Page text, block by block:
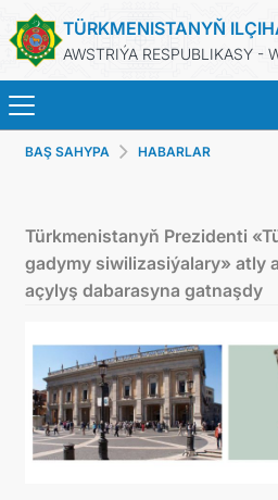
TÜRKMENISTANYŇ
AWSTRIÝA RESPUBLIKASY -
BAŞ
PRESS RELEASES &
BAŞ SAHYPA HABARLAR
Türkmenistanyň Prezidenti
gadymy siwilizasiýalary» atly
açylyş dabarasyna gatnaşdy